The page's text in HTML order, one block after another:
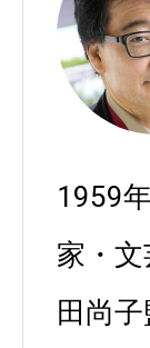
1959
家・
田尚